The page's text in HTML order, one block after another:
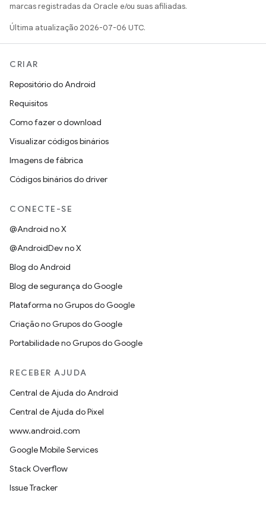
marcas registradas da Oracle e/ou suas afiliadas.
Última atualização 2026-07-06 UTC.
CRIAR
Repositório do Android
Requisitos
Como fazer o download
Visualizar códigos binários
Imagens de fábrica
Códigos binários do driver
CONECTE-SE
@Android no X
@AndroidDev no X
Blog do Android
Blog de segurança do Google
Plataforma no Grupos do Google
Criação no Grupos do Google
Portabilidade no Grupos do Google
RECEBER AJUDA
Central de Ajuda do Android
Central de Ajuda do Pixel
www.android.com
Google Mobile Services
Stack Overflow
Issue Tracker